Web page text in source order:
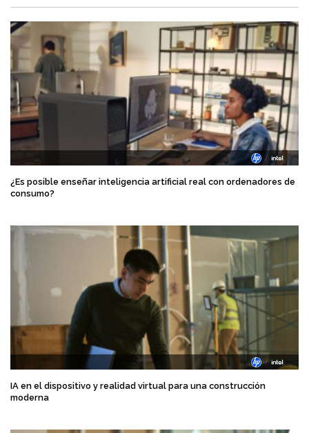
¿Es posible enseñar inteligencia artificial real con ordenadores de
consumo?
IA en el dispositivo y realidad virtual para una construcción
moderna